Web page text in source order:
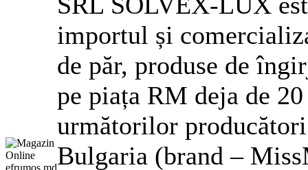
importul și
de păr, produse de
pe piața RM deja de
următorilor
Bulgaria (brand –